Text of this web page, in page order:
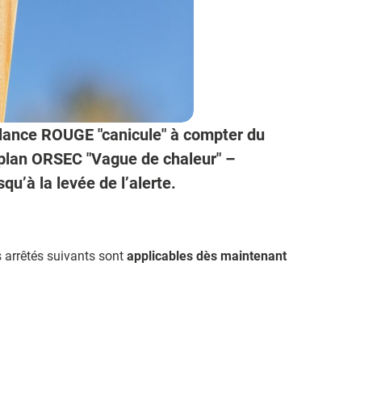
ROUGE "canicule" à compter du
ORSEC "Vague de chaleur" –
la levée de l’alerte.
arrêtés suivants sont applicables dès maintenant